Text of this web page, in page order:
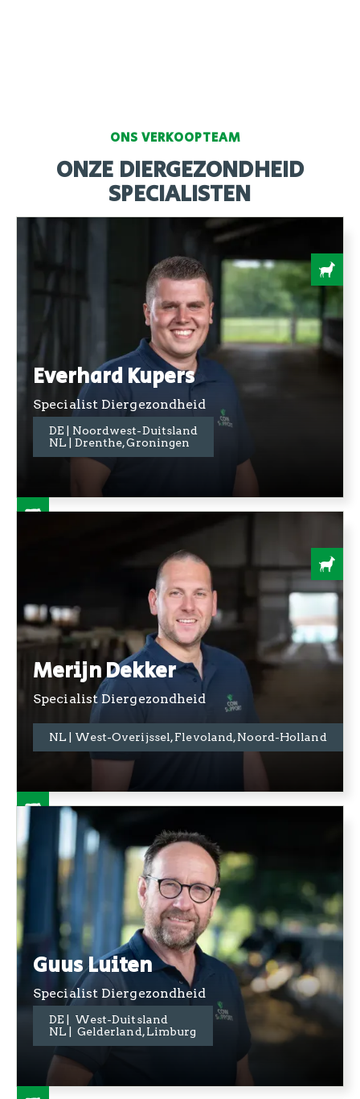
Meer informatie
ONS VERKOOPTEAM
ONZE DIERGEZONDHEID
SPECIALISTEN
Everhard Kupers
Specialist Diergezondheid
+31 06 3640 5661
DE | Noordwest-Duitsland
NL | Drenthe, Groningen
Merijn Dekker
Specialist Diergezondheid
+31 06 3417 7318
NL | West-Overijssel, Flevoland, Noord-Holland
Guus Luiten
Specialist Diergezondheid
+31 06 3989 8199
DE | West-Duitsland
NL | Gelderland, Limburg